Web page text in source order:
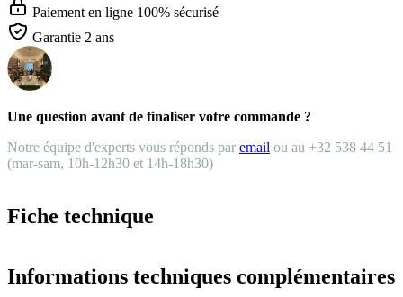
Paiement en ligne 100% sécurisé
Garantie 2 ans
Une question avant de finaliser votre commande ?
Notre équipe d'experts vous réponds par email ou au +32 538 44 51
(mar-sam, 10h-12h30 et 14h-18h30)
Fiche technique
Informations techniques complémentaires